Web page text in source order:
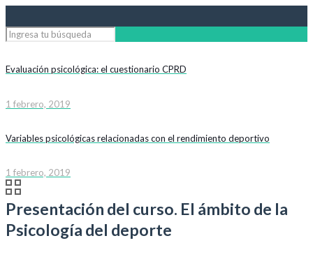
Evaluación psicológica: el cuestionario CPRD
1 febrero, 2019
Variables psicológicas relacionadas con el rendimiento deportivo
1 febrero, 2019
Presentación del curso. El ámbito de la
Psicología del deporte